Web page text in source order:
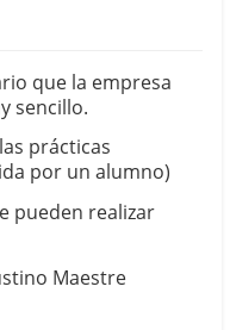
que la empresa
sencillo.
prácticas
por un alumno)
pueden realizar
Maestre